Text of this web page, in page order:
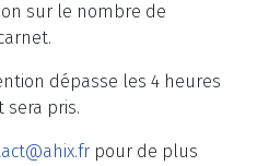
sur le nombre de
dépasse les 4 heures
sera pris.
pour de plus